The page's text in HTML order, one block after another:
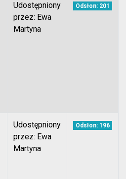
Udostępniony
przez: Ewa
Martyna
Odsłon: 201
Udostępniony
przez: Ewa
Martyna
Odsłon: 196